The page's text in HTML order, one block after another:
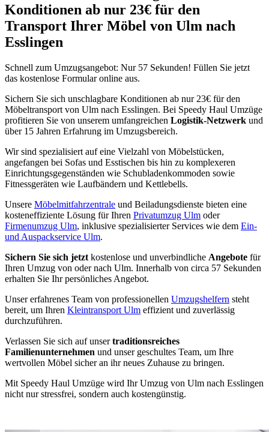
Konditionen ab nur 23€ für den
Transport Ihrer Möbel von Ulm nach
Esslingen
Schnell zum Umzugsangebot: Nur 57 Sekunden! Füllen Sie jetzt
das kostenlose Formular online aus.
Sichern Sie sich unschlagbare Konditionen ab nur 23€ für den
Möbeltransport von Ulm nach Esslingen. Bei Speedy Haul Umzüge
profitieren Sie von unserem umfangreichen Logistik-Netzwerk und
über 15 Jahren Erfahrung im Umzugsbereich.
Wir sind spezialisiert auf eine Vielzahl von Möbelstücken,
angefangen bei Sofas und Esstischen bis hin zu komplexeren
Einrichtungsgegenständen wie Schubladenkommoden sowie
Fitnessgeräten wie Laufbändern und Kettlebells.
Unsere Möbelmitfahrzentrale und Beiladungsdienste bieten eine
kosteneffiziente Lösung für Ihren Privatumzug Ulm oder
Firmenumzug Ulm, inklusive spezialisierter Services wie dem Ein-
und Auspackservice Ulm.
Sichern Sie sich jetzt kostenlose und unverbindliche Angebote für
Ihren Umzug von oder nach Ulm. Innerhalb von circa 57 Sekunden
erhalten Sie Ihr persönliches Angebot.
Unser erfahrenes Team von professionellen Umzugshelfern steht
bereit, um Ihren Kleintransport Ulm effizient und zuverlässig
durchzuführen.
Verlassen Sie sich auf unsertraditionsreiches
Familienunternehmen und unser geschultes Team, um Ihre
wertvollen Möbel sicher an ihr neues Zuhause zu bringen.
Mit Speedy Haul Umzüge wird Ihr Umzug von Ulm nach Esslingen
nicht nur stressfrei, sondern auch kostengünstig.